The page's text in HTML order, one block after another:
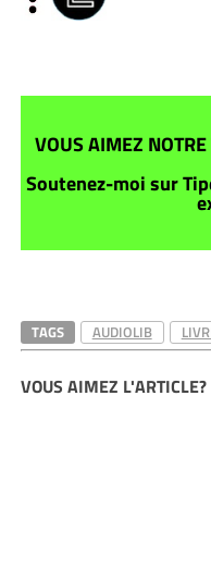
VOUS AIMEZ
Soutenez-moi sur
TAGS AUDIOLIB
VOUS AIMEZ